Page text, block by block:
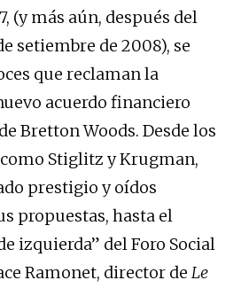
(y más aún, después del
setiembre de 2008), se
que reclaman la
acuerdo financiero
Bretton Woods. Desde los
Stiglitz y Krugman,
prestigio y oídos
propuestas, hasta el
izquierda” del Foro Social
Ramonet, director de Le